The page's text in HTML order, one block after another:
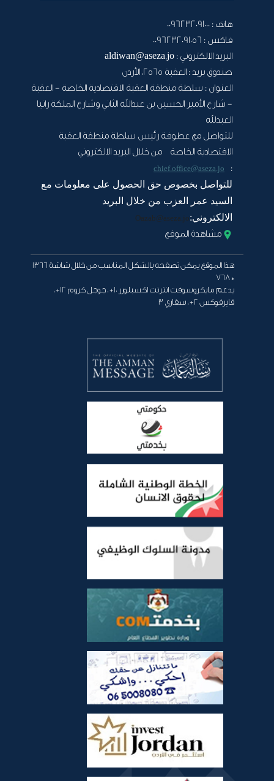
هاتف : 0096232091000
فاكس : 0096232091056
البريد الالكتروني : aldiwan@aseza.jo
صندوق بريد : العقبة 2565، الأردن
العنوان : سلطة منطقة العقبة الاقتصادية الخاصة - العقبة
- شارع الأمير الحسين بن عبدالله الثاني وشارع الملكة رانيا
العبدلله
للتواصل مع عطوفة رئيس سلطة منطقة العقبة
الاقتصادية الخاصة من خلال البريد الالكتروني
:
chief.office@aseza.jo
للتواصل بخصوص حق الحصول على معلومات مع
السيد عمر العزب من خلال البريد
الالكتروني:Oazab@aseza.jo
مشاهدة الموقع
هذا الموقع يمكن تصفحه بالشكل المناسب من خلال شاشة 1366
* 768
يدعم مايكروسوفت انترنت اكسبلورر 10+ ، جوجل كروم 12+ ،
فايرفوكس 2+ ، سفاري 3